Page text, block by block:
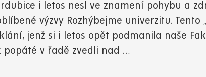
i letos nesl ve znamení pohybu a
výzvy Rozhýbejme univerzitu. Tento
jenž si i letos opět podmanila naše
popáté v řadě zvedli nad …